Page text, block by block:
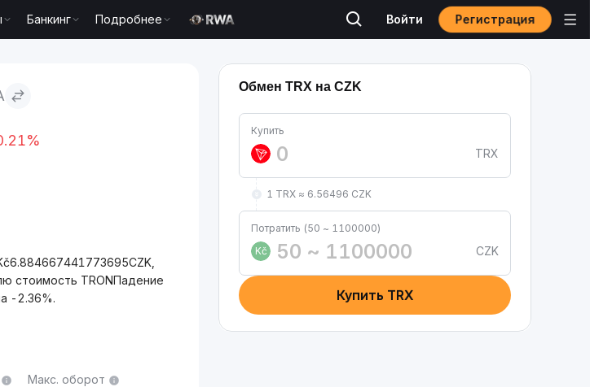
Банкинг Подробнее Войти Регистрация
стоимость TRONПадение
-2.36%.
Макс. оборот
Обмен TRX на CZK
Купить
TRX
1 TRX ≈ 6.56496 CZK
Потратить (50 ~ 1100000)
Kč
CZK
Купить TRX